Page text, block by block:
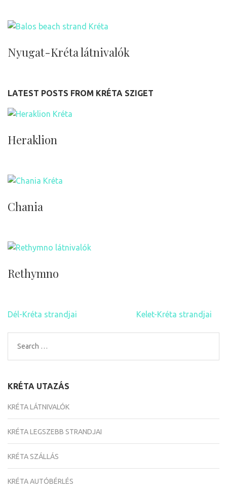
Nyugat-Kréta látnivalók
LATEST POSTS FROM KRÉTA SZIGET
Heraklion
Chania
Rethymno
Bejegyzés
Dél-Kréta strandjai Kelet-Kréta strandjai
Search
for:
KRÉTA UTAZÁS
KRÉTA LÁTNIVALÓK
KRÉTA LEGSZEBB STRANDJAI
KRÉTA SZÁLLÁS
KRÉTA AUTÓBÉRLÉS